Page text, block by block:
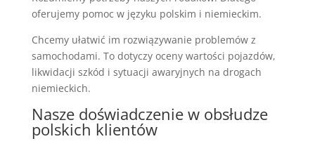
oferujemy pomoc w języku polskim i niemieckim.
Chcemy ułatwić im rozwiązywanie problemów z
samochodami. To dotyczy oceny wartości pojazdów,
likwidacji szkód i sytuacji awaryjnych na drogach
niemieckich.
Nasze doświadczenie w obsłudze
polskich klientów